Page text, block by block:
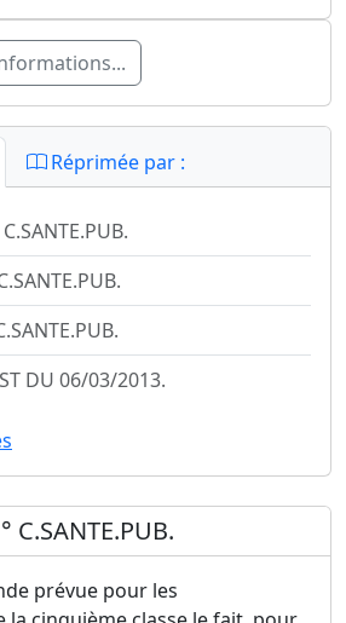
Réprimée par :
DU 06/03/2013.
C.SANTE.PUB.
prévue pour les